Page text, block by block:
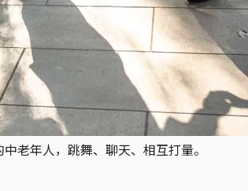
老年人，跳舞、聊天、相互打量。